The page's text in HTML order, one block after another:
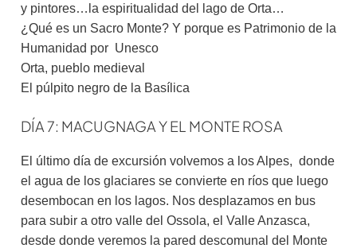
y pintores…la espiritualidad del lago de Orta…
¿Qué es un Sacro Monte? Y porque es Patrimonio de la
Humanidad por Unesco
Orta, pueblo medieval
El púlpito negro de la Basílica
DÍA 7: MACUGNAGA Y EL MONTE ROSA
El último día de excursión volvemos a los Alpes, donde
el agua de los glaciares se convierte en ríos que luego
desembocan en los lagos. Nos desplazamos en bus
para subir a otro valle del Ossola, el Valle Anzasca,
desde donde veremos la pared descomunal del Monte